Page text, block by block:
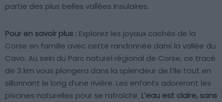
partie des plus belles vallées insulaires.
Pour en savoir plus : Explorez les joyaux cachés de la
Corse en famille avec cette randonnée dans la vallée du
Cavo. Au sein du Parc naturel régional de Corse, ce tracé
de 3 km vous plongera dans la splendeur de l’île tout en
sillonnant le long d’une rivière. Les enfants adoreront les
piscines naturelles pour se rafraîchir. L’eau est claire, sans